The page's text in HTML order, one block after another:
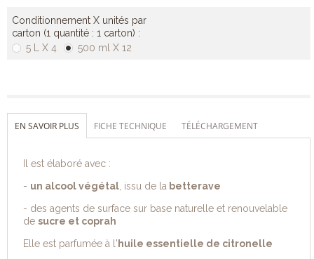
Conditionnement X unités par
carton (1 quantité : 1 carton) :
5 L X 4
500 ml X 12
EN SAVOIR PLUS FICHE TECHNIQUE TÉLÉCHARGEMENT
Il est élaboré avec :
- un alcool végétal , issu de la betterave
- des agents de surface sur base naturelle et renouvelable
de sucre et coprah
Elle est parfumée à l'huile essentielle de citronelle